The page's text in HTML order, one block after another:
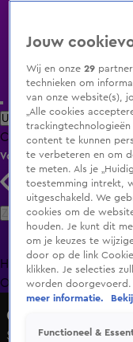
Uitzending Gemist
ClipsFilmsRadioSmart
Volg KIJK
Zoeken
HomeUitzending
Oranjezomer
Queens of the
Seizoen 1, aflevering
Jouw
Wij en onze29
technieken om
van onze website(s),
„Alle cookies
trackingtechnologieën
content te kunnen
te verbeteren en om
te meten. Als je
toestemming intrekt,
uitgeschakeld. We
cookies om de
houden. Je kunt dit
om je keuzes te
door op de link
klikken. Je selecties
worden doorgevoerd.
meer informatie.
Functioneel &